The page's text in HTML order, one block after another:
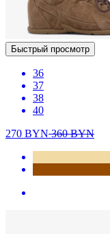
Быстрый просмотр
36
37
38
40
270 BYN360BYN